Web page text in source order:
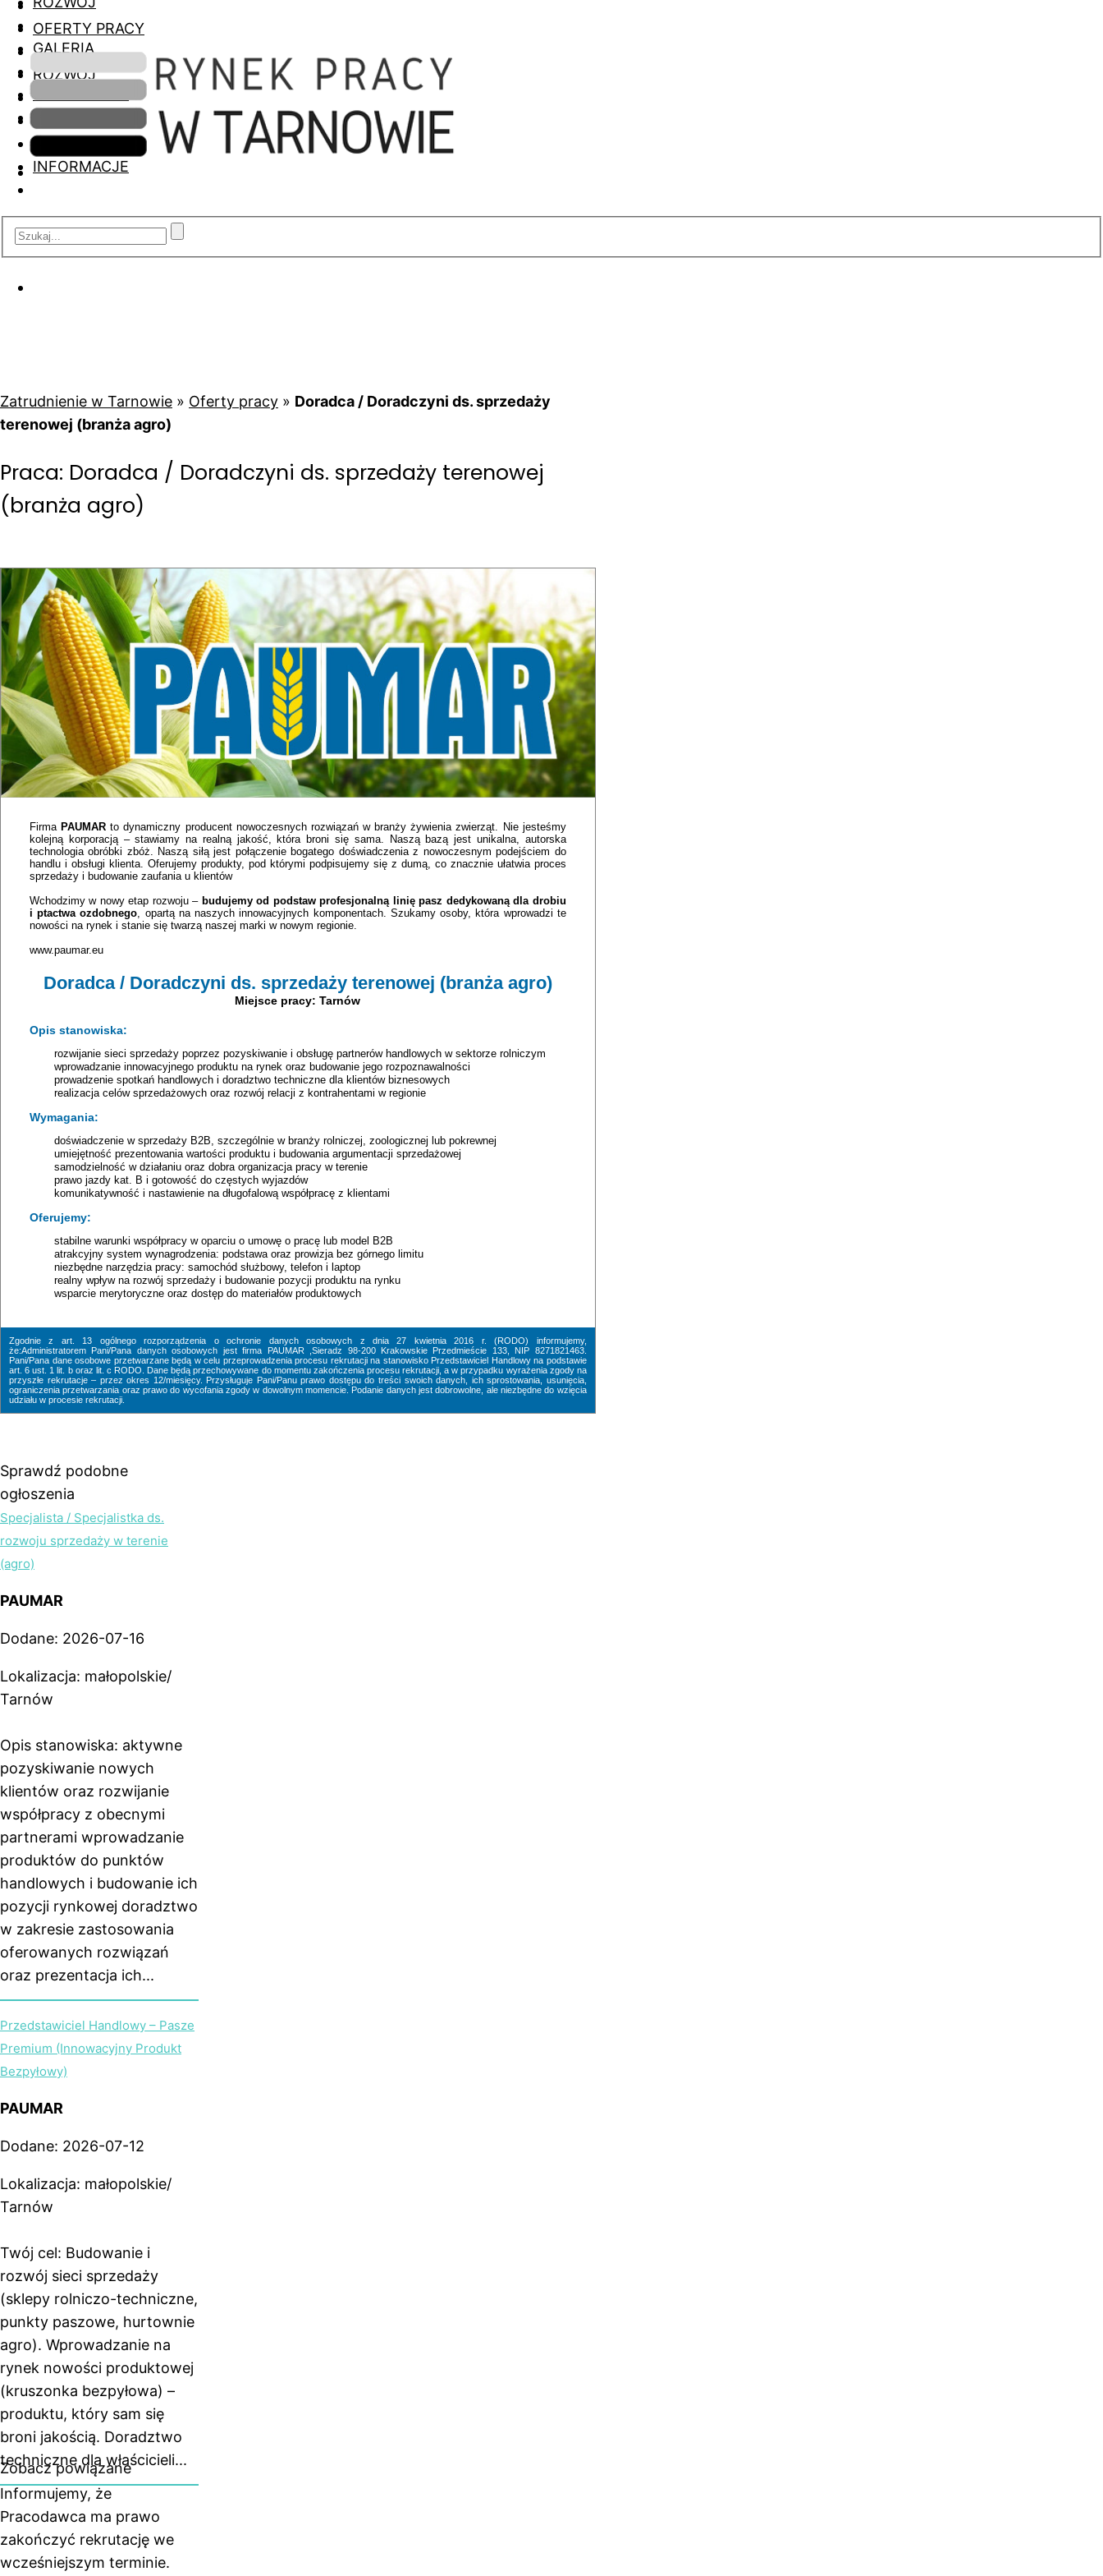
GALERIA
OFERTY PRACY
ROZWÓJ
INFORMACJE
Zatrudnienie w Tarnowie » Oferty pracy » Doradca / Doradczyni ds. sprzedaży
terenowej (branża agro)
Praca: Doradca / Doradczyni ds. sprzedaży terenowej
(branża agro)
FirmaPAUMAR to dynamiczny producent nowoczesnych rozwiązań w branży żywienia zwierząt. Nie jesteśmy
kolejną korporacją – stawiamy na realną jakość, która broni się sama. Naszą bazą jest unikalna, autorska
technologia obróbki zbóż. Naszą siłą jest połączenie bogatego doświadczenia z nowoczesnym podejściem do
handlu i obsługi klienta. Oferujemy produkty, pod którymi podpisujemy się z dumą, co znacznie ułatwia proces
sprzedaży i budowanie zaufania u klientów
Wchodzimy w nowy etap rozwoju – budujemy od podstaw profesjonalną linię pasz dedykowaną dla drobiu
i ptactwa ozdobnego , opartą na naszych innowacyjnych komponentach. Szukamy osoby, która wprowadzi te
nowości na rynek i stanie się twarzą naszej marki w nowym regionie.
www.paumar.eu
Doradca / Doradczyni ds. sprzedaży terenowej (branża agro)
Miejsce pracy: Tarnów
Opis stanowiska:
rozwijanie sieci sprzedaży poprzez pozyskiwanie i obsługę partnerów handlowych w sektorze rolniczym
wprowadzanie innowacyjnego produktu na rynek oraz budowanie jego rozpoznawalności
prowadzenie spotkań handlowych i doradztwo techniczne dla klientów biznesowych
realizacja celów sprzedażowych oraz rozwój relacji z kontrahentami w regionie
Wymagania:
doświadczenie w sprzedaży B2B, szczególnie w branży rolniczej, zoologicznej lub pokrewnej
umiejętność prezentowania wartości produktu i budowania argumentacji sprzedażowej
samodzielność w działaniu oraz dobra organizacja pracy w terenie
prawo jazdy kat. B i gotowość do częstych wyjazdów
komunikatywność i nastawienie na długofalową współpracę z klientami
Oferujemy:
stabilne warunki współpracy w oparciu o umowę o pracę lub model B2B
atrakcyjny system wynagrodzenia: podstawa oraz prowizja bez górnego limitu
niezbędne narzędzia pracy: samochód służbowy, telefon i laptop
realny wpływ na rozwój sprzedaży i budowanie pozycji produktu na rynku
wsparcie merytoryczne oraz dostęp do materiałów produktowych
Zgodnie z art. 13 ogólnego rozporządzenia o ochronie danych osobowych z dnia 27 kwietnia 2016 r. (RODO) informujemy,
że:Administratorem Pani/Pana danych osobowych jest firma PAUMAR ,Sieradz 98-200 Krakowskie Przedmieście 133, NIP 8271821463.
Pani/Pana dane osobowe przetwarzane będą w celu przeprowadzenia procesu rekrutacji na stanowisko Przedstawiciel Handlowy na podstawie
art. 6 ust. 1 lit. b oraz lit. c RODO. Dane będą przechowywane do momentu zakończenia procesu rekrutacji, a w przypadku wyrażenia zgody na
przyszłe rekrutacje – przez okres 12/miesięcy. Przysługuje Pani/Panu prawo dostępu do treści swoich danych, ich sprostowania, usunięcia,
ograniczenia przetwarzania oraz prawo do wycofania zgody w dowolnym momencie. Podanie danych jest dobrowolne, ale niezbędne do wzięcia
udziału w procesie rekrutacji.
Sprawdź podobne
ogłoszenia
Specjalista / Specjalistka ds.
rozwoju sprzedaży w terenie
(agro)
PAUMAR
Dodane: 2026-07-16
Lokalizacja: małopolskie/
Tarnów
Opis stanowiska: aktywne
pozyskiwanie nowych
klientów oraz rozwijanie
współpracy z obecnymi
partnerami wprowadzanie
produktów do punktów
handlowych i budowanie ich
pozycji rynkowej doradztwo
w zakresie zastosowania
oferowanych rozwiązań
oraz prezentacja ich...
Przedstawiciel Handlowy – Pasze
Premium (Innowacyjny Produkt
Bezpyłowy)
PAUMAR
Dodane: 2026-07-12
Lokalizacja: małopolskie/
Tarnów
Twój cel: Budowanie i
rozwój sieci sprzedaży
(sklepy rolniczo-techniczne,
punkty paszowe, hurtownie
agro). Wprowadzanie na
rynek nowości produktowej
(kruszonka bezpyłowa) –
produktu, który sam się
broni jakością. Doradztwo
techniczne dla właścicieli...
Zobacz powiązane
Informujemy, że
Pracodawca ma prawo
zakończyć rekrutację we
wcześniejszym terminie.